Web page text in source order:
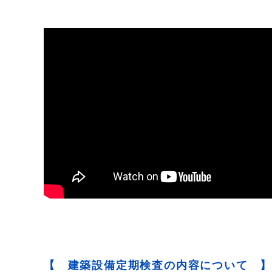
【 建築設備定期検査の内容について 】